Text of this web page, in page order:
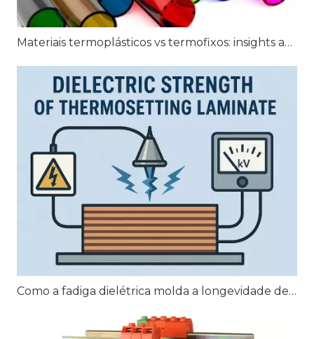
Materiais termoplásticos vs termofixos: insights abrangentes
Como a fadiga dielétrica molda a longevidade de laminados termofixos em aplicações de alto estresse